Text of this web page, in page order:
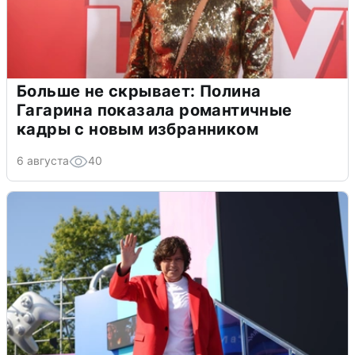
Больше не скрывает: Полина
Гагарина показала романтичные
кадры с новым избранником
6 августа 40